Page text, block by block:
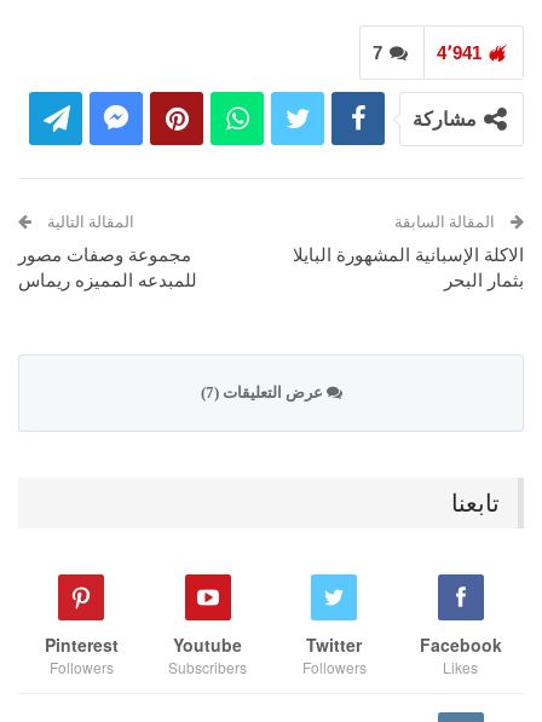
7 4٬941
مشاركة
المقالة السابقة
الاكلة الإسبانية المشهورة البايلا
بثمار البحر
المقالة التالية
مجموعة وصفات مصور
للمبدعه المميزه ريماس
عرض التعليقات (7)
تابعنا
Facebook
Likes
Twitter
Followers
Youtube
Subscribers
Pinterest
Followers